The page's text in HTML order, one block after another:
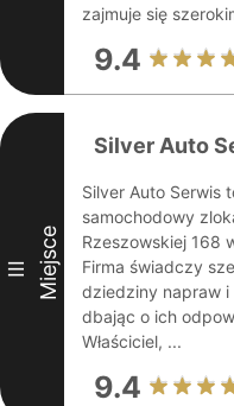
zajmuje się
9.4
III Miejsce
Silver Auto
Silver Auto Serwis
samochodowy
Rzeszowskiej 168
Firma świadczy
dziedziny napraw i
dbając o ich
Właściciel, ...
9.4